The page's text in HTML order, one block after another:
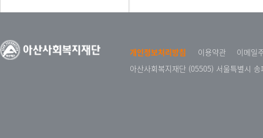
개인정보처리방침 이용약관
이메일
아산사회복지재단 (05505) 서울특별시